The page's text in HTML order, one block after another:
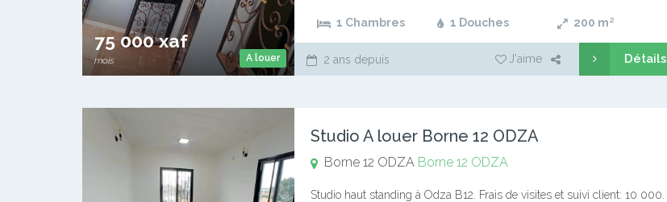
A louer
75 000 xaf
mois
1 Chambres 1 Douches 200 m²
2 ans depuis J'aime Détails
Studio A louer Borne 12 ODZA
Borne 12 ODZA Borne 12 ODZA
Studio haut standing à Odza B12. Frais de visites et suivi client: 10 000.